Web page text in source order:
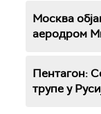
Москва
аеродром
Пентагон:
трупе у